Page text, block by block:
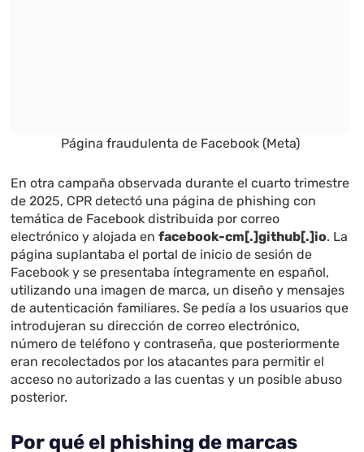
Página fraudulenta de Facebook (Meta)
En otra campaña observada durante el cuarto trimestre
de 2025, CPR detectó una página de phishing con
temática de Facebook distribuida por correo
electrónico y alojada enfacebook-cm[.]github[.]io. La
página suplantaba el portal de inicio de sesión de
Facebook y se presentaba íntegramente en español,
utilizando una imagen de marca, un diseño y mensajes
de autenticación familiares. Se pedía a los usuarios que
introdujeran su dirección de correo electrónico,
número de teléfono y contraseña, que posteriormente
eran recolectados por los atacantes para permitir el
acceso no autorizado a las cuentas y un posible abuso
posterior.
Por qué el phishing de marcas